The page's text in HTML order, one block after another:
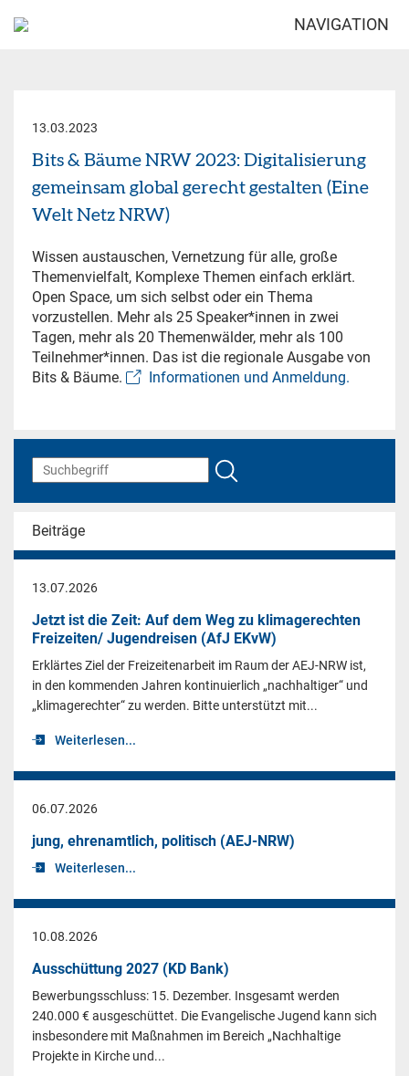
NAVIGATION
13.03.2023
Bits & Bäume NRW 2023: Digitalisierung
gemeinsam global gerecht gestalten (Eine
Welt Netz NRW)
Wissen austauschen, Vernetzung für alle, große
Themenvielfalt, Komplexe Themen einfach erklärt.
Open Space, um sich selbst oder ein Thema
vorzustellen. Mehr als 25 Speaker*innen in zwei
Tagen, mehr als 20 Themenwälder, mehr als 100
Teilnehmer*innen. Das ist die regionale Ausgabe von
Bits & Bäume.
Informationen und Anmeldung.
Beiträge
13.07.2026
Jetzt ist die Zeit: Auf dem Weg zu klimagerechten
Freizeiten/ Jugendreisen (AfJ EKvW)
Erklärtes Ziel der Freizeitenarbeit im Raum der AEJ-NRW ist,
in den kommenden Jahren kontinuierlich „nachhaltiger“ und
„klimagerechter“ zu werden. Bitte unterstützt mit...
Weiterlesen...
06.07.2026
jung, ehrenamtlich, politisch (AEJ-NRW)
Weiterlesen...
10.08.2026
Ausschüttung 2027 (KD Bank)
Bewerbungsschluss: 15. Dezember. Insgesamt werden
240.000 € ausgeschüttet. Die Evangelische Jugend kann sich
insbesondere mit Maßnahmen im Bereich „Nachhaltige
Projekte in Kirche und...